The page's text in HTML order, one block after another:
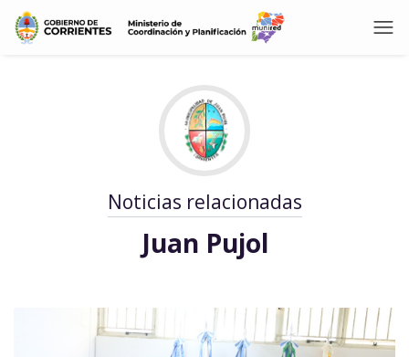
Noticias relacionadas
Juan Pujol